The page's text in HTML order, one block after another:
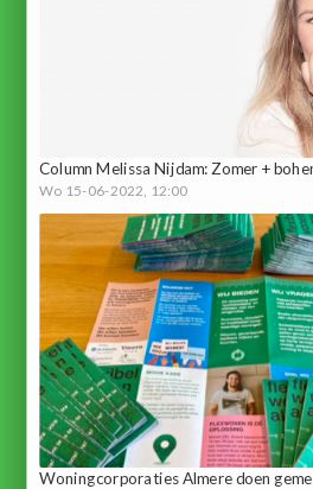
Column Melissa Nijdam: Zomer +
Wo 15-06-2022, 12:00
Woningcorporaties Almere doen